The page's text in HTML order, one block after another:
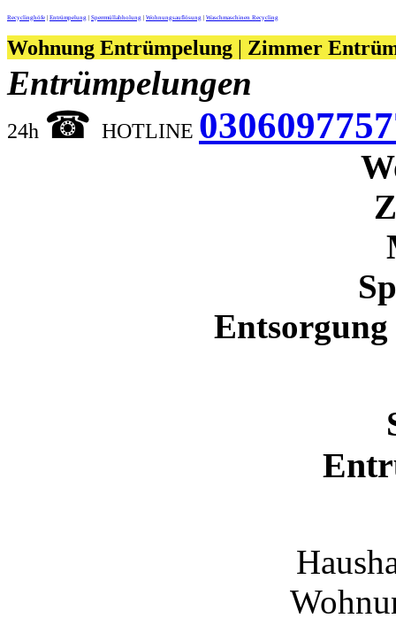
Recyclinghöfe Entrümpelung Sperrmüllabholung Wohnungsauflösung Waschmaschinen Recycling
Wohnung Entrümpelung | Zimmer
Entrümpelungen
24h ☎︎ HOTLINE